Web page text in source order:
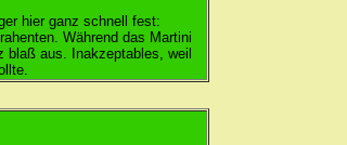
hier ganz schnell fest:
Während das Martini
aus. Inakzeptables, weil